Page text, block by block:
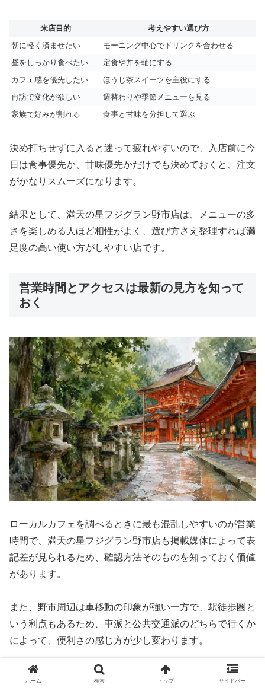
来店目的
考えやすい選び方
朝に軽く済ませたい
モーニング中心でドリンクを合わせる
昼をしっかり食べたい
定食や丼を軸にする
カフェ感を優先したい
ほうじ茶スイーツを主役にする
再訪で変化が欲しい
週替わりや季節メニューを見る
家族で好みが割れる
食事と甘味を分担して選ぶ
決め打ちせずに入ると迷って疲れやすいので、入店前に今
日は食事優先か、甘味優先かだけでも決めておくと、注文
がかなりスムーズになります。
結果として、満天の星フジグラン野市店は、メニューの多
さを楽しめる人ほど相性がよく、選び方さえ整理すれば満
足度の高い使い方がしやすい店です。
営業時間とアクセスは最新の見方を知って
おく
ローカルカフェを調べるときに最も混乱しやすいのが営業
時間で、満天の星フジグラン野市店も掲載媒体によって表
記差が見られるため、確認方法そのものを知っておく価値
があります。
また、野市周辺は車移動の印象が強い一方で、駅徒歩圏と
いう利点もあるため、車派と公共交通派のどちらで行くか
によって、便利さの感じ方が少し変わります。
この章では、2026年春時点で見やすい営業時間の目安、
ホーム 検索 トップ サイドバー